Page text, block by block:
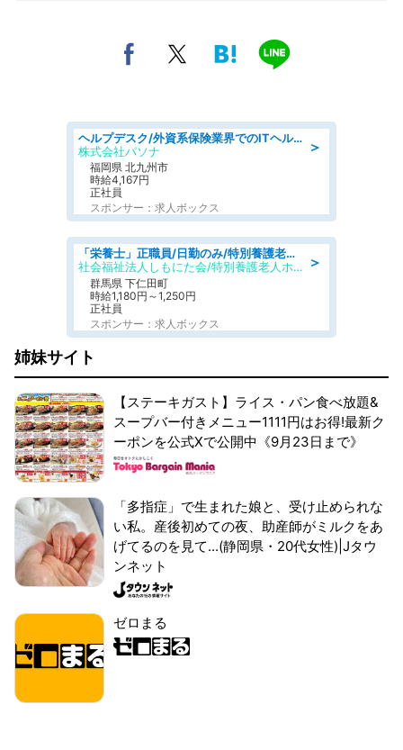
＞
ヘルプデスク/外資系保険業界でのITヘルプデスク業務/駅近/即日勤務可/ヘルプデスク
株式会社パソナ
福岡県 北九州市
時給4,167円
正社員
スポンサー：求人ボックス
＞
「栄養士」正職員/日勤のみ/特別養護老人ホーム
社会福祉法人しもにた会/特別養護老人ホーム かぶらの里
群馬県 下仁田町
時給1,180円～1,250円
正社員
スポンサー：求人ボックス
姉妹サイト
【ステーキガスト】ライス・パン食べ放題&
スープバー付きメニュー1111円はお得!最新ク
ーポンを公式Xで公開中《9月23日まで》
「多指症」で生まれた娘と、受け止められな
い私。産後初めての夜、助産師がミルクをあ
げてるのを見て...(静岡県・20代女性)|Jタウ
ンネット
ゼロまる